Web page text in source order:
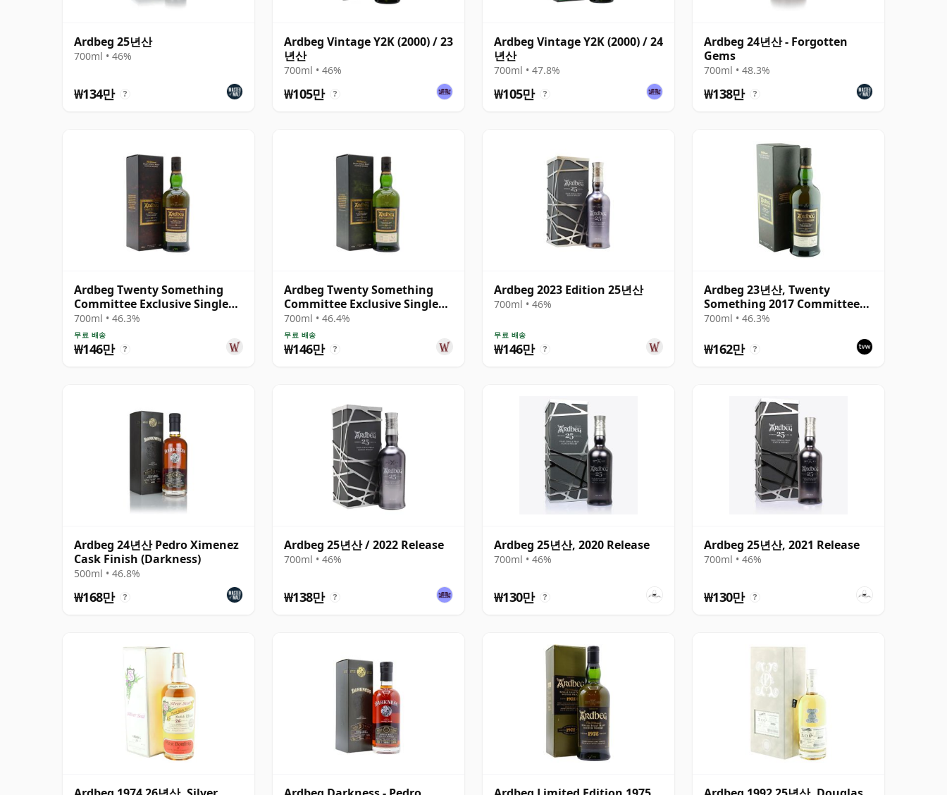
Ardbeg 25년산
700ml • 46%
₩134만 ?
Ardbeg Vintage Y2K (2000) / 23
년산
700ml • 46%
₩105만 ?
Ardbeg Vintage Y2K (2000) / 24
년산
700ml • 47.8%
₩105만 ?
Ardbeg 24년산 - Forgotten
Gems
700ml • 48.3%
₩138만 ?
Ardbeg Twenty Something
Committee Exclusive Single
Malt S 23년산
700ml • 46.3%
무료 배송
₩146만 ?
Ardbeg Twenty Something
Committee Exclusive Single
Malt S 1996 22년산
700ml • 46.4%
무료 배송
₩146만 ?
Ardbeg 2023 Edition 25년산
700ml • 46%
무료 배송
₩146만 ?
Ardbeg 23년산, Twenty
Something 2017 Committee
Release with Box
700ml • 46.3%
₩162만 ?
Ardbeg 24년산 Pedro Ximenez
Cask Finish (Darkness)
500ml • 46.8%
₩168만 ?
Ardbeg 25년산 / 2022 Release
700ml • 46%
₩138만 ?
Ardbeg 25년산, 2020 Release
700ml • 46%
₩130만 ?
Ardbeg 25년산, 2021 Release
700ml • 46%
₩130만 ?